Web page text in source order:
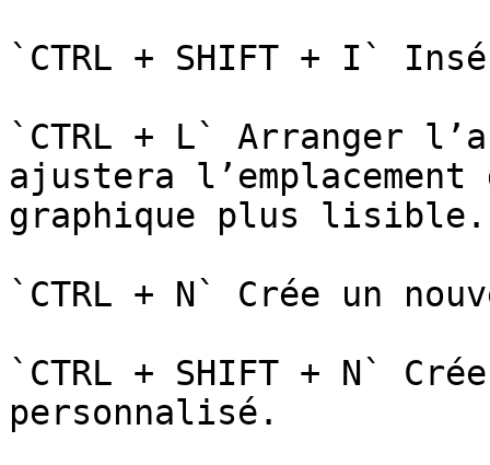
`CTRL + SHIFT + I`
`CTRL + L` Arranger
ajustera
graphique plus lisible.
`CTRL + N` Crée un
`CTRL + SHIFT + N`
personnalisé.